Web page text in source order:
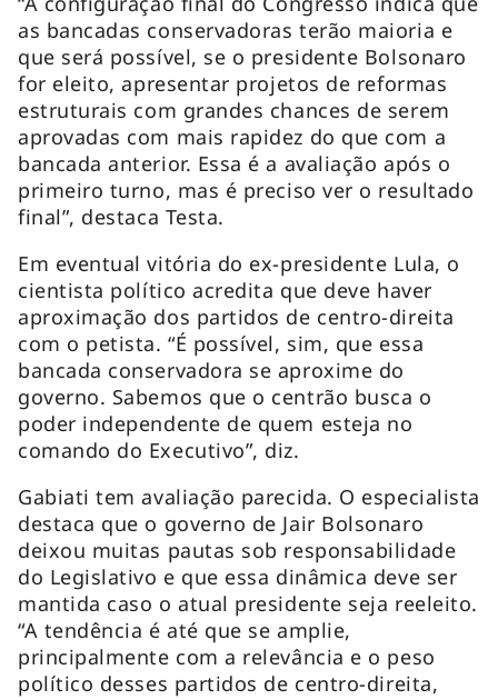
as bancadas conservadoras terão maioria e
que será possível, se o presidente Bolsonaro
for eleito, apresentar projetos de reformas
estruturais com grandes chances de serem
aprovadas com mais rapidez do que com a
bancada anterior. Essa é a avaliação após o
primeiro turno, mas é preciso ver o resultado
final”, destaca Testa.
Em eventual vitória do ex-presidente Lula, o
cientista político acredita que deve haver
aproximação dos partidos de centro-direita
com o petista. “É possível, sim, que essa
bancada conservadora se aproxime do
governo. Sabemos que o centrão busca o
poder independente de quem esteja no
comando do Executivo”, diz.
Gabiati tem avaliação parecida. O especialista
destaca que o governo de Jair Bolsonaro
deixou muitas pautas sob responsabilidade
do Legislativo e que essa dinâmica deve ser
mantida caso o atual presidente seja reeleito.
“A tendência é até que se amplie,
principalmente com a relevância e o peso
político desses partidos de centro-direita,